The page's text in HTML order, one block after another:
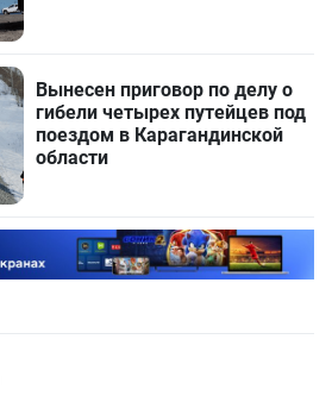
Вынесен приговор по делу о
гибели четырех путейцев под
поездом в Карагандинской
области